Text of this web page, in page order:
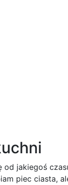
od jakiegoś
piec ciasta,